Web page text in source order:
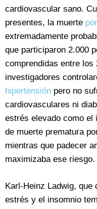
cardiovascular sano.
presentes, la muerte
extremadamente
que participaron 2.000
comprendidas entre
investigadores
hipertensión pero no
cardiovasculares ni
estrés elevado como el
de muerte prematura
mientras que padecer
maximizaba ese riesgo.
Karl-Heinz Ladwig, que
estrés y el insomnio